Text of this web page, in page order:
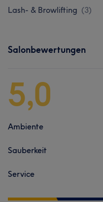
Lash- & Browlifting (3)
Salonbewertungen
5,0
Ambiente
Sauberkeit
Service